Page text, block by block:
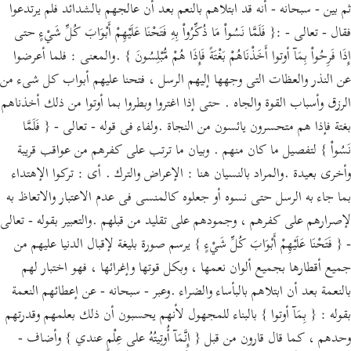
ثم بين - سبحانه - أنه قد ابتلاهم بالنعم بعد أن عالجهم بالشدائد فلم يرتدعوا
فقال - تعالى - :{ فَلَمَّا نَسُواْ مَا ذُكِّرُواْ بِهِ فَتَحْنَا عَلَيْهِمْ أَبْوَابَ كُلِّ شَيْءٍ حتى
إِذَا فَرِحُواْ بِمَآ أوتوا أَخَذْنَاهُمْ بَغْتَةً فَإِذَا هُمْ مُّبْلِسُونَ } .والمعنى : فلما أعرضوا
عن النذر والعظات التى وجهها إليهم الرسل ، فتحنا عليهم أبواب كل شىء من
الرزق وأسباب القوة والجاه . حتى إذا اغتروا وبطروا بما أوتوا من ذلك أخذناهم
بغتة فإذا هم متحسرون يائسون من النجاة .ولفاء فى قوله - تعالى - { فَلَمَّا
نَسُواْ } لتفصيل ما كان منهم . وبيان ما ترتب على كفرهم من عواقب قريبة
وأخرى بعيدة .والمراد بالنسيان هنا : الإعراض والترك . أى : تركوا الإهتداء
بما جاء به الرسل حتى نسوه أو جعلوه كالمنسى فى عدم الاعتبار والاتعاظ به
لإصرارهم على كفرهم ، وجمودهم على تقليد من قبلهم .والتعبير بقوله - تعالى
- { فَتَحْنَا عَلَيْهِمْ أَبْوَابَ كُلِّ شَيْءٍ } يرسم صورة بليغة لإقبال الدنيا عليهم من
جميع أقطارها بجميع ألوان نعمها ، وبكل قوتها وإغرائها ، فهو اختبار لهم
بالنعمة بعد أن ابتلاهم بالبأساء والضراء .وعبر - سبحانه - عن إعطائهم النعمة
بقوله : { بِمَآ أوتوا } بالبناء للمجهول لأنهم يحسبون أن ذلك بعلمهم وقدرتهم
وحدهم ، كما قال قارون من قبل { إِنَّمَآ أُوتِيتُهُ على عِلْمٍ عندي } وأضاف -